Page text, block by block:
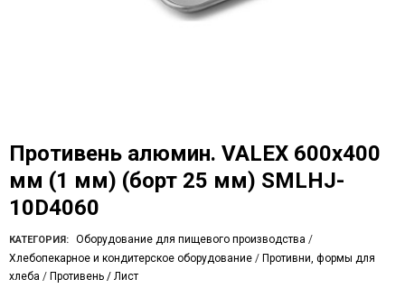
Противень алюмин. VALEX 600х400
мм (1 мм) (борт 25 мм) SMLHJ-
10D4060
КАТЕГОРИЯ: Оборудование для пищевого производства /
Хлебопекарное и кондитерское оборудование / Противни, формы для
хлеба / Противень / Лист